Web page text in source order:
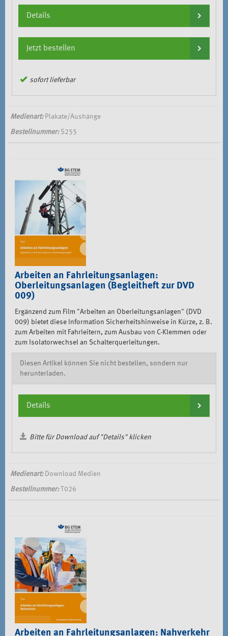
Details
Jetzt bestellen
sofort lieferbar
Medienart:Plakate/Aushänge
Bestellnummer:S255
Arbeiten an Fahrleitungsanlagen:
Oberleitungsanlagen (Begleitheft zur DVD
009)
Ergänzend zum Film "Arbeiten an Oberleitungsanlagen" (DVD
009) bietet diese Information Sicherheitshinweise in Kürze, z. B.
zum Arbeiten mit Fahrleitern, zum Ausbau von C-Klemmen oder
zum Isolatorwechsel an Schalterquerleitungen.
Diesen Artikel können Sie nicht bestellen, sondern nur
herunterladen.
Details
Bitte für Download auf "Details" klicken
Medienart:Download Medien
Bestellnummer:T026
Arbeiten an Fahrleitungsanlagen: Nahverkehr